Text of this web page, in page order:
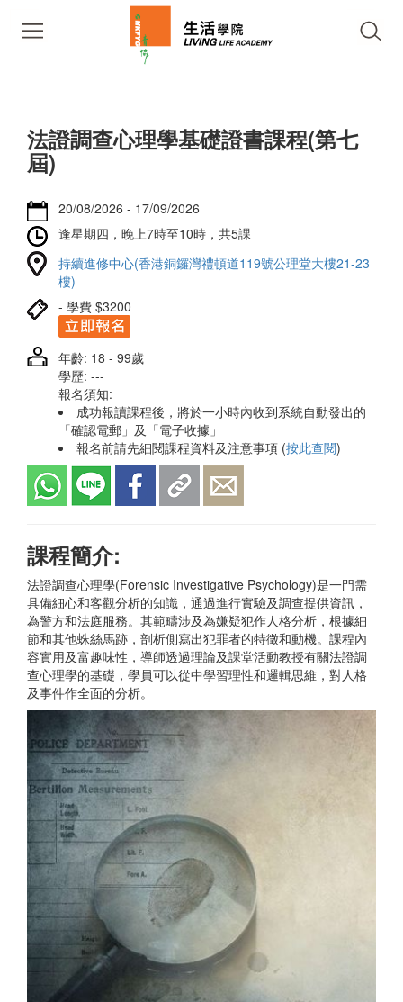
法證調查心理學基礎證書課程(第七
屆)
20/08/2026 - 17/09/2026
逢星期四，晚上7時至10時，共5課
持續進修中心(香港銅鑼灣禮頓道119號公理堂大樓21-23
樓)
- 學費 $3200
年齡: 18 - 99歲
學歷: ---
報名須知:
成功報讀課程後，將於一小時內收到系統自動發出的
「確認電郵」及「電子收據」
報名前請先細閱課程資料及注意事項 (按此查閱)
課程簡介:
法證調查心理學(Forensic Investigative Psychology)是一門需
具備細心和客觀分析的知識，通過進行實驗及調查提供資訊，
為警方和法庭服務。其範疇涉及為嫌疑犯作人格分析，根據細
節和其他蛛絲馬跡，剖析側寫出犯罪者的特徵和動機。課程內
容實用及富趣味性，導師透過理論及課堂活動教授有關法證調
查心理學的基礎，學員可以從中學習理性和邏輯思維，對人格
及事件作全面的分析。